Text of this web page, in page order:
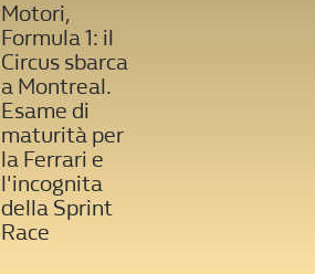
Motori,
Formula 1: il
Circus sbarca
a Montreal.
Esame di
maturità per
la Ferrari e
l'incognita
della Sprint
Race